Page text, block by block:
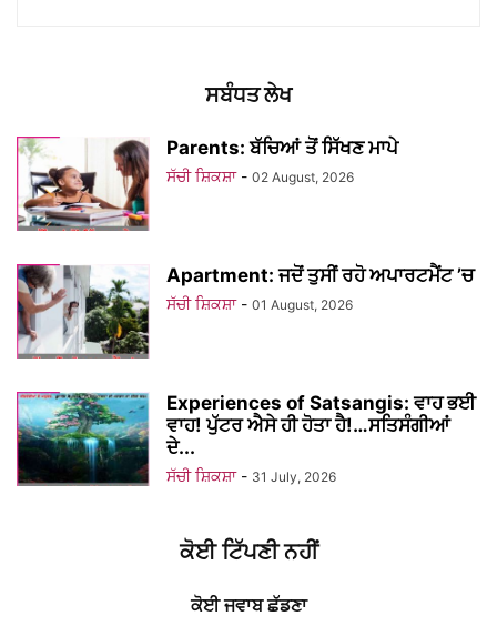
ਸਬੰਧਤ ਲੇਖ
Parents: ਬੱਚਿਆਂ ਤੋਂ ਸਿੱਖਣ ਮਾਪੇ
ਸੱਚੀ ਸ਼ਿਕਸ਼ਾ - 02 August, 2026
Apartment: ਜਦੋਂ ਤੁਸੀਂ ਰਹੋ ਅਪਾਰਟਮੈਂਟ ’ਚ
ਸੱਚੀ ਸ਼ਿਕਸ਼ਾ - 01 August, 2026
Experiences of Satsangis: ਵਾਹ ਭਈ
ਵਾਹ! ਪੁੱਟਰ ਐਸੇ ਹੀ ਹੋਤਾ ਹੈ!…ਸਤਿਸੰਗੀਆਂ
ਦੇ...
ਸੱਚੀ ਸ਼ਿਕਸ਼ਾ - 31 July, 2026
ਕੋਈ ਟਿੱਪਣੀ ਨਹੀਂ
ਕੋਈ ਜਵਾਬ ਛੱਡਣਾ